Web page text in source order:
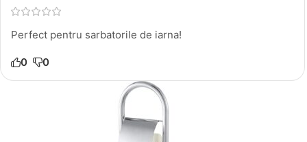
Perfect pentru sarbatorile de iarna!
0 0